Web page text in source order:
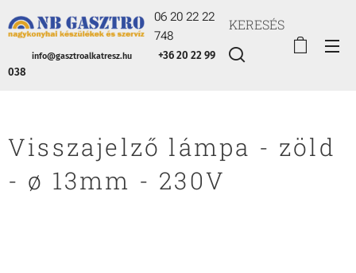
06 20 22 22
748
info@gasztroalkatresz.hu
+36 20 22 99
038
KERESÉS
Visszajelző lámpa - zöld
- ø 13mm - 230V